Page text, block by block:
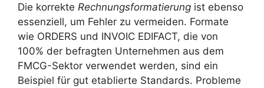
Die korrekte Rechnungsformatierung ist ebenso
essenziell, um Fehler zu vermeiden. Formate
wie ORDERS und INVOIC EDIFACT, die von
100% der befragten Unternehmen aus dem
FMCG-Sektor verwendet werden, sind ein
Beispiel für gut etablierte Standards. Probleme